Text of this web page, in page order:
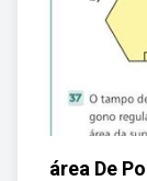
área De